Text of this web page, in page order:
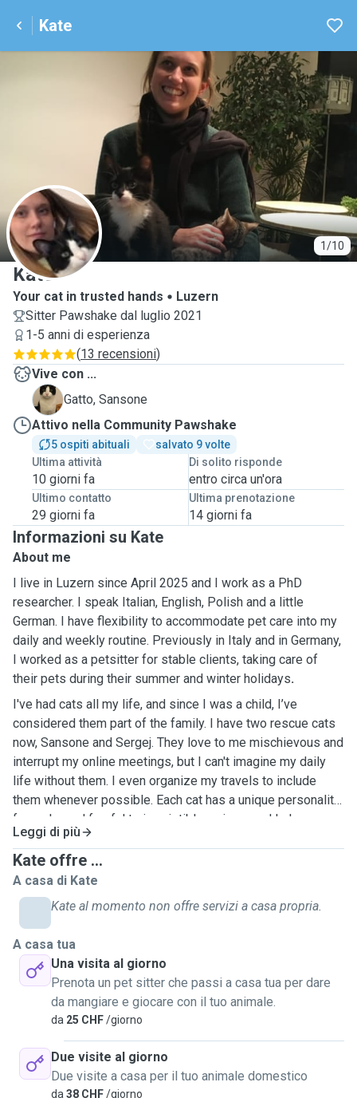
Kate
1/10
K
Kate
Your cat in trusted hands
Luzern
Sitter Pawshake dal luglio 2021
1-5 anni di esperienza
(13 recensioni)
Vive con ...
S
Gatto, Sansone
Attivo nella Community Pawshake
5 ospiti abituali
salvato 9 volte
Ultima attività
10 giorni fa
Di solito risponde
entro circa un'ora
Ultimo contatto
29 giorni fa
Ultima prenotazione
14 giorni fa
Informazioni su Kate
About me
I live in Luzern since April 2025 and I work as a PhD
researcher. I speak Italian, English, Polish and a little
German. I have flexibility to accommodate pet care into my
daily and weekly routine. Previously in Italy and in Germany,
I worked as a petsitter for stable clients, taking care of
their pets during their summer and winter holidays.
I've had cats all my life, and since I was a child, I’ve
considered them part of the family. I have two rescue cats
now, Sansone and Sergej. They love to me mischievous and
interrupt my online meetings, but I can't imagine my daily
life without them. I even organize my travels to include
them whenever possible. Each cat has a unique personality,
from shy and fearful to irresistibly curious, and I always
make an effort to understand their behavior without
imposing myself. As someone who has also used cat-
sitting services, I understand the anxiety of being away
from home and the trust it requires. I will provide detailed
updates, sending photos and videos.
Leggi di più
Kate offre ...
A casa di Kate
Kate al momento non offre servizi a casa propria.
A casa tua
Una visita al giorno
Prenota un pet sitter che passi a casa tua per dare
da mangiare e giocare con il tuo animale.
da 25 CHF/giorno
Due visite al giorno
Due visite a casa per il tuo animale domestico
da 38 CHF/giorno